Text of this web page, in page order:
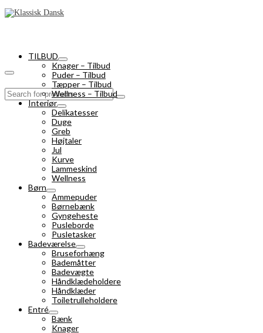
Search
for:
TILBUD
Knager – Tilbud
Puder – Tilbud
Tæpper – Tilbud
Wellness – Tilbud
Interiør
Delikatesser
Duge
Greb
Højtaler
Jul
Kurve
Lammeskind
Wellness
Børn
Ammepuder
Børnebænk
Gyngeheste
Pusleborde
Pusletasker
Badeværelse
Bruseforhæng
Bademåtter
Badevægte
Håndklædeholdere
Håndklæder
Toiletrulleholdere
Entré
Bænk
Knager